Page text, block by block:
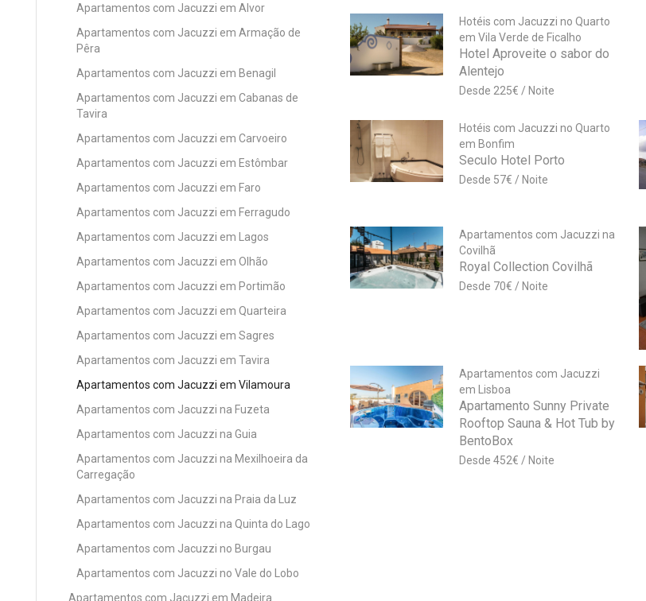
Apartamentos com Jacuzzi em Alvor
Apartamentos com Jacuzzi em Armação de
Pêra
Apartamentos com Jacuzzi em Benagil
Apartamentos com Jacuzzi em Cabanas de
Tavira
Apartamentos com Jacuzzi em Carvoeiro
Apartamentos com Jacuzzi em Estômbar
Apartamentos com Jacuzzi em Faro
Apartamentos com Jacuzzi em Ferragudo
Apartamentos com Jacuzzi em Lagos
Apartamentos com Jacuzzi em Olhão
Apartamentos com Jacuzzi em Portimão
Apartamentos com Jacuzzi em Quarteira
Apartamentos com Jacuzzi em Sagres
Apartamentos com Jacuzzi em Tavira
Apartamentos com Jacuzzi em Vilamoura
Apartamentos com Jacuzzi na Fuzeta
Apartamentos com Jacuzzi na Guia
Apartamentos com Jacuzzi na Mexilhoeira da
Carregação
Apartamentos com Jacuzzi na Praia da Luz
Apartamentos com Jacuzzi na Quinta do Lago
Apartamentos com Jacuzzi no Burgau
Apartamentos com Jacuzzi no Vale do Lobo
Apartamentos com Jacuzzi em Madeira
Hotéis com Jacuzzi no Quarto
em Vila Verde de Ficalho
Hotel Aproveite o sabor do
Alentejo
225€
Hotéis com Jacuzzi no Quarto
em Bonfim
Seculo Hotel Porto
57€
Apartamentos com Jacuzzi na
Covilhã
Royal Collection Covilhã
70€
Apartamentos com Jacuzzi
em Lisboa
Apartamento Sunny Private
Rooftop Sauna & Hot Tub by
BentoBox
452€